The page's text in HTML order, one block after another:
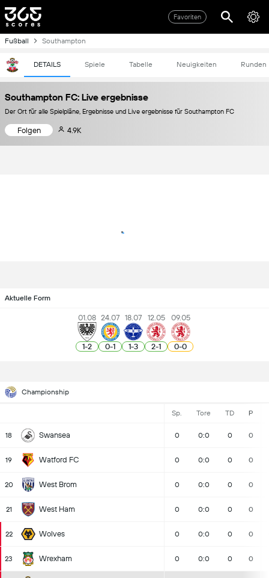
Favoriten
Fußball Southampton
DETAILS Spiele Tabelle Neuigkeiten Runden
Southampton FC: Live ergebnisse
Der Ort für alle Spielpläne, Ergebnisse und Live ergebnisse für Southampton FC
Folgen 4.9K
Aktuelle Form
01.08
1-2
24.07
0-1
18.07
1-3
12.05
2-1
09.05
0-0
Championship
Sp. Tore TD P
18 Swansea 0 0:0 0 0
19 Watford FC 0 0:0 0 0
20 West Brom 0 0:0 0 0
21 West Ham 0 0:0 0 0
22 Wolves 0 0:0 0 0
23 Wrexham 0 0:0 0 0